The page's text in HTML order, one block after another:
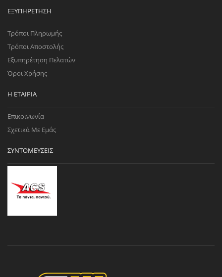
ΕΞΥΠΗΡΈΤΗΣΗ
Τρόποι Πληρωμής
Τρόποι Αποστολής
Εξυπηρέτηση Πελατών
Όροι Χρήσης
Η ΕΤΑΙΡΊΑ
Επικοινωνία
Σχετικά Με Εμάς
ΣΥΝΤΟΜΕΎΣΕΙΣ